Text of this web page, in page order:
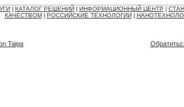
КАТАЛОГ РЕШЕНИЙ ИНФОРМАЦИОННЫЙ ЦЕНТР
КАЧЕСТВОМ
РОССИЙСКИЕ ТЕХНОЛОГИИ
Taiga